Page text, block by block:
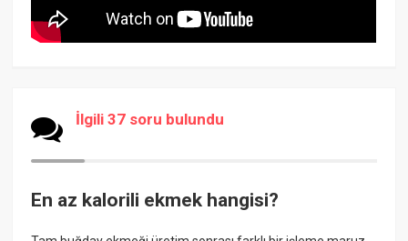
İlgili 37 soru bulundu
En az kalorili ekmek hangisi?